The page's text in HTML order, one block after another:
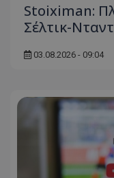
Stoiximan:
Σέλτικ-
03.08.2026 - 09:04